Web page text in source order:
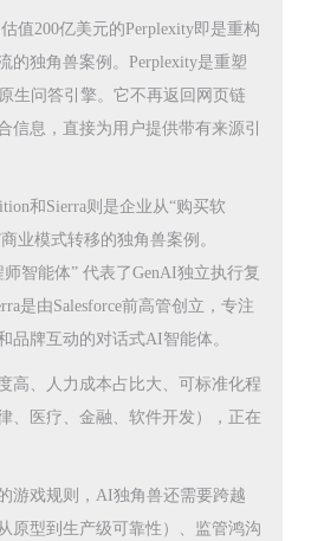
值200亿美元的Perplexity即是重构
的独角兽案例。Perplexity是重塑
生问答引擎。它不再返回网页链
信息，直接为用户提供带有来源引
和Sierra则是企业从“购买软
业模式转移的独角兽案例。
智能体” 代表了GenAI独立执行复
是由Salesforce前高管创立，专注
品牌互动的对话式AI智能体。
高、人力成本占比大、可标准化程
、医疗、金融、软件开发），正在
游戏规则，AI独角兽还需要跨越
原型到生产级可靠性）、监管鸿沟